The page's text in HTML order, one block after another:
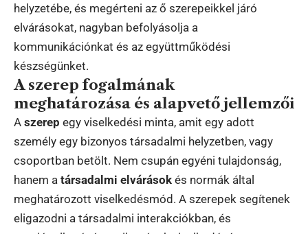
helyzetébe, és megérteni az ő szerepeikkel járó
elvárásokat, nagyban befolyásolja a
kommunikációnkat és az együttműködési
készségünket.
A szerep fogalmának
meghatározása és alapvető jellemzői
A szerep egy viselkedési minta, amit egy adott
személy egy bizonyos társadalmi helyzetben, vagy
csoportban betölt. Nem csupán egyéni tulajdonság,
hanem a társadalmi elvárások és normák által
meghatározott viselkedésmód. A szerepek segítenek
eligazodni a társadalmi interakciókban, és